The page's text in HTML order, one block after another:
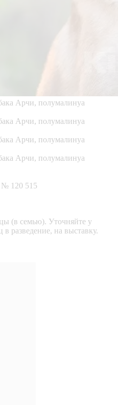
№ 120 515
(в семью). Уточняйте у
разведение, на выставку.